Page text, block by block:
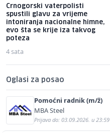
Crnogorski vaterpolisti
spustili glavu za vrijeme
intoniranja nacionalne himne,
evo šta se krije iza takvog
poteza
4 sata
Oglasi za posao
Pomoćni radnik (m/ž)
MBA Steel
Prijava do: 03.09.2026. u 23:59